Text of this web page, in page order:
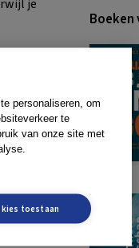
je
je zult
de
Boeken
personaliseren, om
te
van onze site met
toestaan